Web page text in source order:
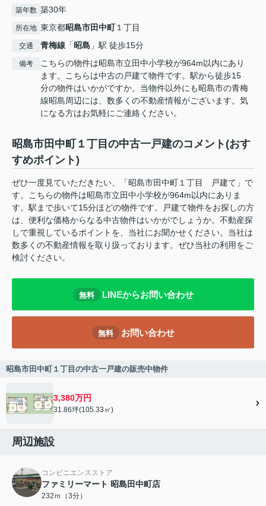
築年数 築30年
所在地 東京都昭島市田中町１丁目
交通 青梅線 「昭島 」駅 徒歩15分
備考
こちらの物件は昭島市立田中小学校が964m以内にあり
ます。こちらは中古の戸建て物件です。駅から徒歩15
分の物件はいかがですか。当物件以外にも昭島市の青梅
線昭島周辺には、数多くの不動産情報がございます。気
になる方はお気軽にご連絡ください。
昭島市田中町１丁目の中古一戸建のコメント(おす
すめポイント)
ぜひ一度見ていただきたい、「昭島市田中町１丁目 戸建て」で
す。こちらの物件は昭島市立田中小学校が964m以内にありま
す。駅まで歩いて15分ほどの物件です。戸建て物件をお探しの方
は、便利な価格からなる中古物件はいかがでしょうか。不動産探
しで重視しているポイントを、当社にお聞かせください。当社は
数多くの不動産情報を取り扱っております。ぜひ当社の利用をご
検討ください。
無料 LINEからお問い合わせ
無料 お問い合わせ
昭島市田中町１丁目の中古一戸建の販売中物件
3,380万円
31.86坪(105.33㎡)
周辺施設
コンビニエンスストア
ファミリーマート 昭島田中町店
232ｍ（3分）